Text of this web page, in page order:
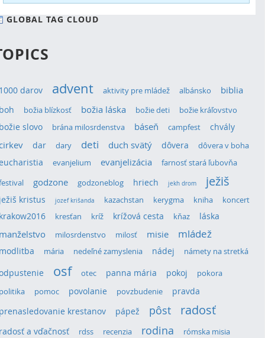
GLOBAL TAG CLOUD
darov advent aktivity pre mládež albánsko
biblia
božia blízkosť božia láska božie deti božie kráľovstvo
slovo brána milosrdenstva báseň campfest chvály
dar dary deti duch svätý dôvera dôvera v boha
evanjelium evanjelizácia
farnosť stará ľubovňa
godzone godzoneblog hriech jekh drom ježiš
kristus jozef krišanda kazachstan kerygma kniha koncert
kresťan kríž krížová cesta kňaz
láska
milosrdenstvo milosť misie mládež
mária nedeľné zamyslenia nádej námety na stretká
osf otec panna mária pokoj
pokora
pomoc povolanie povzbudenie
pravda
krestanov
pápež pôst radosť
a vďačnosť rdss recenzia rodina
rómska misia